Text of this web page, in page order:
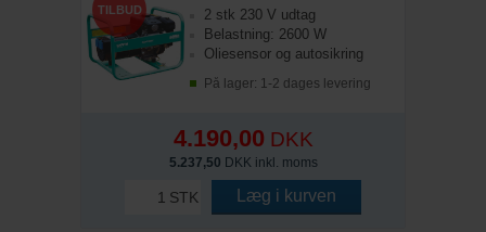
2 stk 230 V udtag
Belastning: 2600 W
Oliesensor og autosikring
På lager: 1-2 dages levering
4.190,00 DKK
5.237,50 DKK inkl. moms
STK Læg i kurven
TILBUD